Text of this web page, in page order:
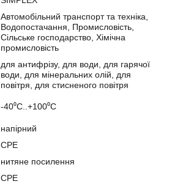
Автомобільний транспорт та техніка,
Водопостачання, Промисловість,
Сільське господарство, Хімічна
промисловість
для антифрізу, для води, для гарячої
води, для мінеральних олій, для
повітря, для стисненого повітря
-40⁰С..+100⁰С
напірний
CPE
нитяне посилення
CPE